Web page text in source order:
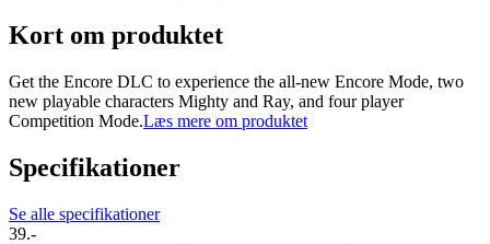
Kort om produktet
Get the Encore DLC to experience the all-new Encore Mode, two
new playable characters Mighty and Ray, and four player
Competition Mode.Læs mere om produktet
Specifikationer
Se alle specifikationer
39.-